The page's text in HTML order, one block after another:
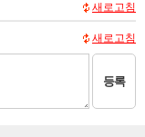
새로고침
새로고침
등록